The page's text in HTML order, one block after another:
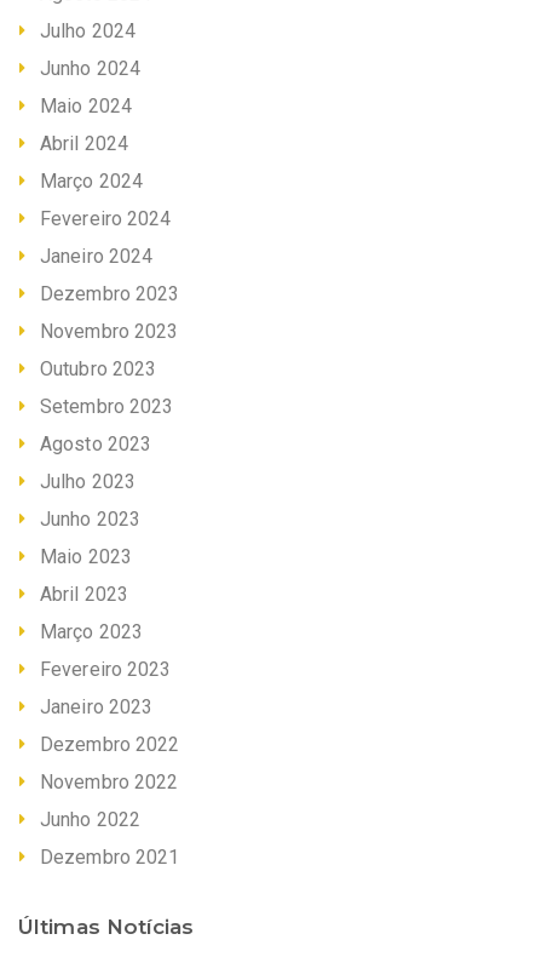
Julho 2024
Junho 2024
Maio 2024
Abril 2024
Março 2024
Fevereiro 2024
Janeiro 2024
Dezembro 2023
Novembro 2023
Outubro 2023
Setembro 2023
Agosto 2023
Julho 2023
Junho 2023
Maio 2023
Abril 2023
Março 2023
Fevereiro 2023
Janeiro 2023
Dezembro 2022
Novembro 2022
Junho 2022
Dezembro 2021
Últimas Notícias